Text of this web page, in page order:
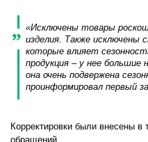
«Исключены товары
изделия. Также исключены
которые влияет
продукция – у нее
она очень подвержена
проинформировал первый
Корректировки были внесены
обращений.